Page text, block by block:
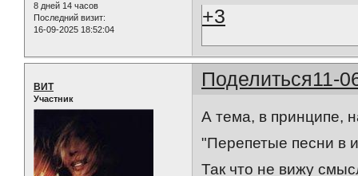
8 дней 14 часов
Последний визит:
16-09-2025 18:52:04
+3
Поделиться11-
ВИТ
Участник
А тема, в принципе,
"Перепетые песни в
Так что не вижу